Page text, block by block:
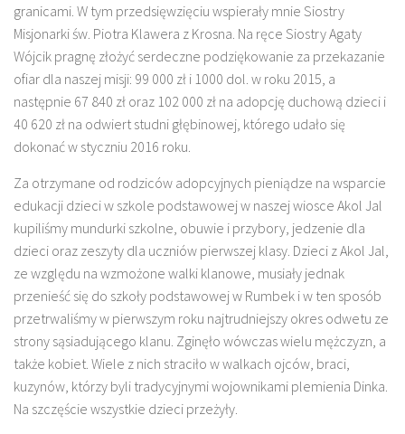
granicami. W tym przedsięwzięciu wspierały mnie Siostry
Misjonarki św. Piotra Klawera z Krosna. Na ręce Siostry Agaty
Wójcik pragnę złożyć serdeczne podziękowanie za przekazanie
ofiar dla naszej misji: 99 000 zł i 1000 dol. w roku 2015, a
następnie 67 840 zł oraz 102 000 zł na adopcję duchową dzieci i
40 620 zł na odwiert studni głębinowej, którego udało się
dokonać w styczniu 2016 roku.
Za otrzymane od rodziców adopcyjnych pieniądze na wsparcie
edukacji dzieci w szkole podstawowej w naszej wiosce Akol Jal
kupiliśmy mundurki szkolne, obuwie i przybory, jedzenie dla
dzieci oraz zeszyty dla uczniów pierwszej klasy. Dzieci z Akol Jal,
ze względu na wzmożone walki klanowe, musiały jednak
przenieść się do szkoły podstawowej w Rumbek i w ten sposób
przetrwaliśmy w pierwszym roku najtrudniejszy okres odwetu ze
strony sąsiadującego klanu. Zginęło wówczas wielu mężczyzn, a
także kobiet. Wiele z nich straciło w walkach ojców, braci,
kuzynów, którzy byli tradycyjnymi wojownikami plemienia Dinka.
Na szczęście wszystkie dzieci przeżyły.